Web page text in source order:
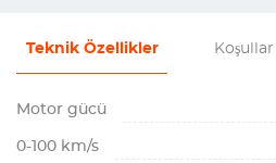
Teknik Özellikler Koşullar
Motor gücü
0-100 km/s